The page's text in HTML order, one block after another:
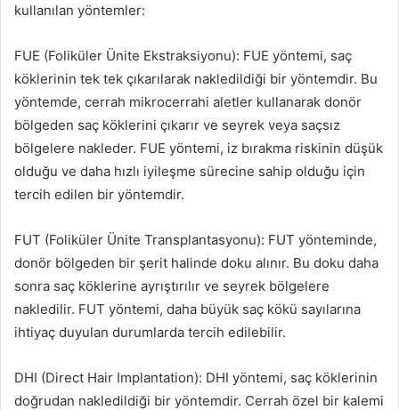
kullanılan yöntemler:
FUE (Foliküler Ünite Ekstraksiyonu): FUE yöntemi, saç
köklerinin tek tek çıkarılarak nakledildiği bir yöntemdir. Bu
yöntemde, cerrah mikrocerrahi aletler kullanarak donör
bölgeden saç köklerini çıkarır ve seyrek veya saçsız
bölgelere nakleder. FUE yöntemi, iz bırakma riskinin düşük
olduğu ve daha hızlı iyileşme sürecine sahip olduğu için
tercih edilen bir yöntemdir.
FUT (Foliküler Ünite Transplantasyonu): FUT yönteminde,
donör bölgeden bir şerit halinde doku alınır. Bu doku daha
sonra saç köklerine ayrıştırılır ve seyrek bölgelere
nakledilir. FUT yöntemi, daha büyük saç kökü sayılarına
ihtiyaç duyulan durumlarda tercih edilebilir.
DHI (Direct Hair Implantation): DHI yöntemi, saç köklerinin
doğrudan nakledildiği bir yöntemdir. Cerrah özel bir kalemi